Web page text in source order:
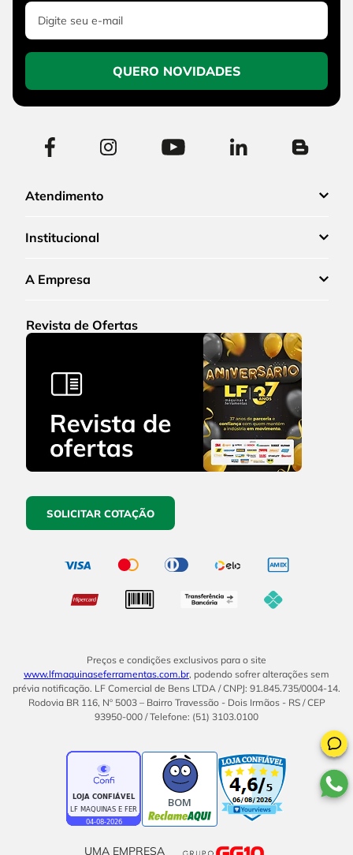
QUERO NOVIDADES
Atendimento
Institucional
A Empresa
Revista de Ofertas
SOLICITAR COTAÇÃO
Preços e condições exclusivos para o site
www.lfmaquinaseferramentas.com.br, podendo sofrer alterações sem
prévia notificação. LF Comercial de Bens LTDA / CNPJ: 91.845.735/0004-14.
Rodovia BR 116, Nº 5003 – Bairro Travessão - Dois Irmãos - RS / CEP
93950-000 / Telefone: (51) 3103.0100
BOM
UMA EMPRESA